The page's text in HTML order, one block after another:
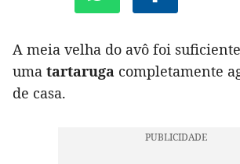
A meia velha do avô foi
uma tartaruga completamente
de casa.